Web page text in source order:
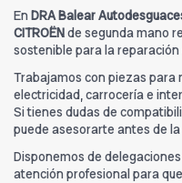
En DRA Balear
CITROËNde segunda mano
sostenible para la reparación
Trabajamos con piezas para
electricidad, carrocería e
Si tienes dudas de
puede asesorarte antes de
Disponemos de
atención profesional para